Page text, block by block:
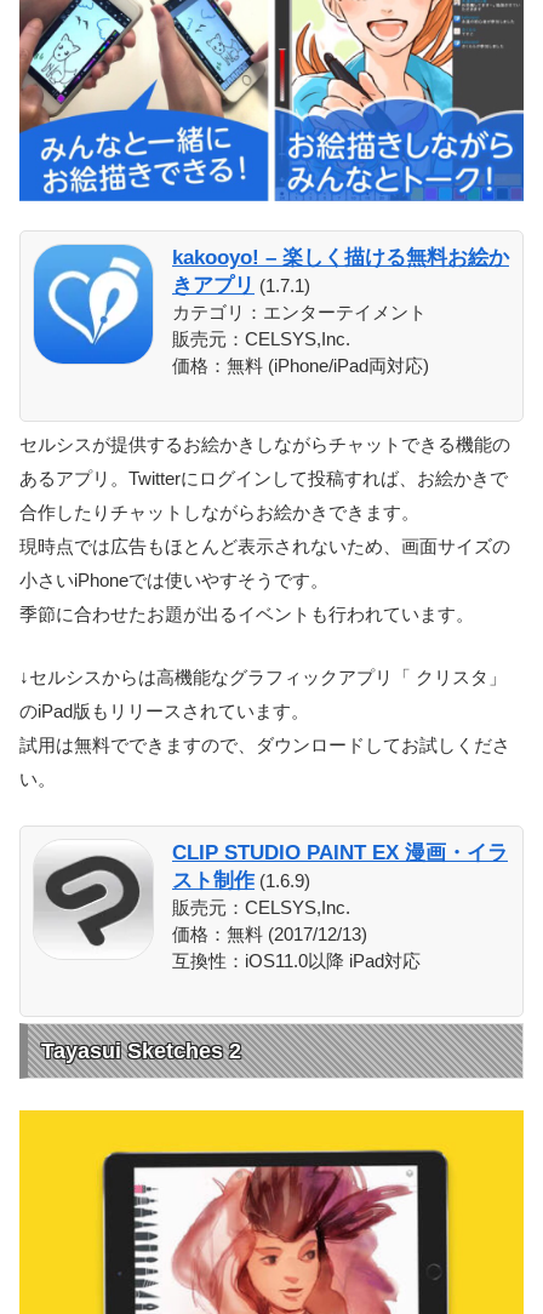
kakooyo! – 楽しく描ける無料お絵か
きアプリ (1.7.1)
カテゴリ：エンターテイメント
販売元：CELSYS,Inc.
価格：無料 (iPhone/iPad両対応)
セルシスが提供するお絵かきしながらチャットできる機能の
あるアプリ。Twitterにログインして投稿すれば、お絵かきで
合作したりチャットしながらお絵かきできます。
現時点では広告もほとんど表示されないため、画面サイズの
小さいiPhoneでは使いやすそうです。
季節に合わせたお題が出るイベントも行われています。
↓セルシスからは高機能なグラフィックアプリ「 クリスタ」
のiPad版もリリースされています。
試用は無料でできますので、ダウンロードしてお試しくださ
い。
CLIP STUDIO PAINT EX 漫画・イラ
スト制作(1.6.9)
販売元：CELSYS,Inc.
価格：無料 (2017/12/13)
互換性：iOS11.0以降 iPad対応
Tayasui Sketches 2